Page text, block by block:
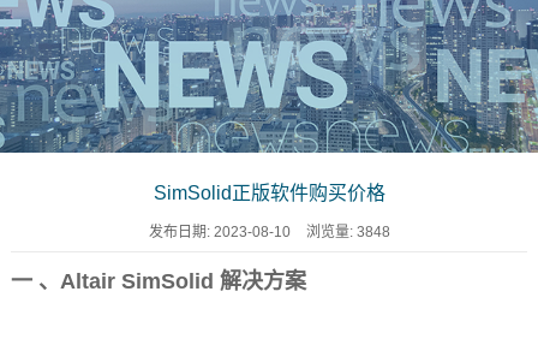
SimSolid正版软件购买价格
发布日期: 2023-08-10 浏览量: 3848
一 、Altair SimSolid 解决方案